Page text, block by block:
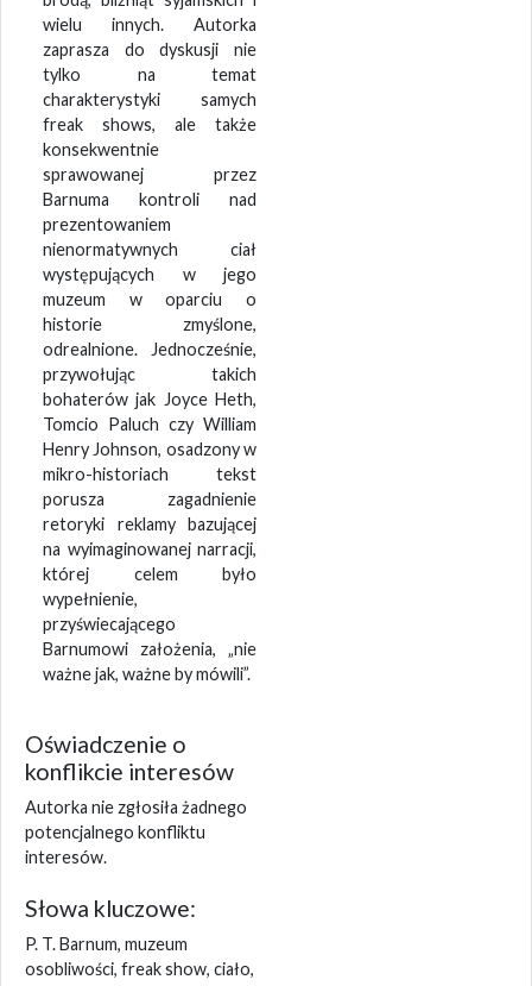
wielu innych. Autorka
zaprasza do dyskusji nie
tylko na temat
charakterystyki samych
freak shows, ale także
konsekwentnie
sprawowanej przez
Barnuma kontroli nad
prezentowaniem
nienormatywnych ciał
występujących w jego
muzeum w oparciu o
historie zmyślone,
odrealnione. Jednocześnie,
przywołując takich
bohaterów jak Joyce Heth,
Tomcio Paluch czy William
Henry Johnson, osadzony w
mikro-historiach tekst
porusza zagadnienie
retoryki reklamy bazującej
na wyimaginowanej narracji,
której celem było
wypełnienie,
przyświecającego
Barnumowi założenia, „nie
ważne jak, ważne by mówili”.
Oświadczenie o
konflikcie interesów
Autorka nie zgłosiła żadnego
potencjalnego konfliktu
interesów.
Słowa kluczowe:
P. T. Barnum, muzeum
osobliwości, freak show, ciało,